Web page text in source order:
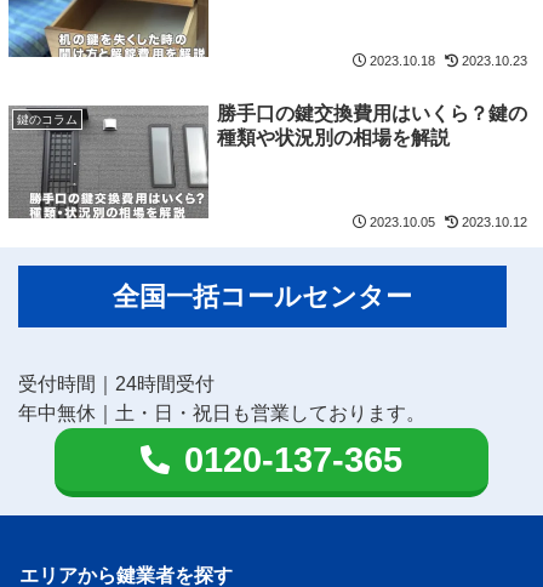
2023.10.18 2023.10.23
鍵のコラム
勝手口の鍵交換費用はいくら？鍵の
種類や状況別の相場を解説
2023.10.05 2023.10.12
全国一括コールセンター
受付時間｜24時間受付
年中無休｜土・日・祝日も営業しております。
0120-137-365
エリアから鍵業者を探す